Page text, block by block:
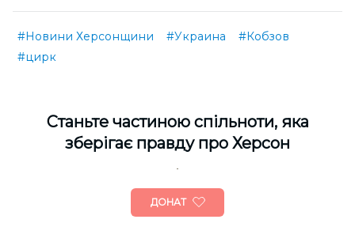
#Новини Херсонщини #Украина
#Кобзов
#цирк
Cтаньте частиною спільноти, яка
зберігає правду про Херсон
ДОНАТ